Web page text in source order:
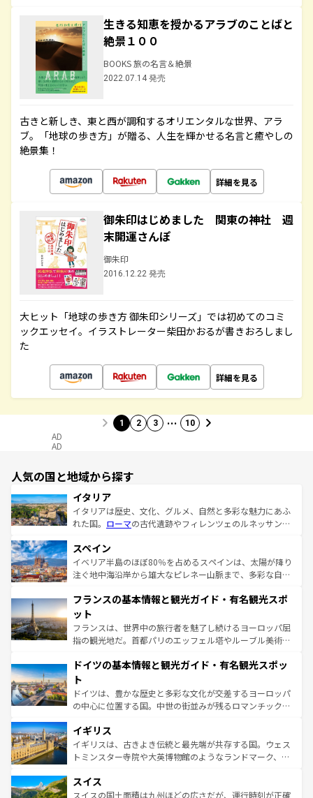
生きる知恵を授かるアラブのことばと
絶景１００
BOOKS 旅の名言＆絶景
2022.07.14 発売
古きと新しき、東と西が調和するオリエンタルな世界、アラ
ブ。「地球の歩き方」が贈る、人生を輝かせる名言と癒やしの
絶景集！
詳細を見る
御朱印はじめました 関東の神社 週
末開運さんぽ
御朱印
2016.12.22 発売
大ヒット「地球の歩き方 御朱印シリーズ」では初めてのコミ
ックエッセイ。イラストレーター柴田かおるが書きおろしまし
た
詳細を見る
1 2 3 … 10
AD
AD
人気の国と地域から探す
イタリア
イタリアは歴史、文化、グルメ、自然と多彩な魅力にあふ
れた国。 ローマの古代遺跡やフィレンツェのルネッサンス
ろん、トスカーナの美しい田園風景やアマルフィ海岸の絶
景など、自然景観も見逃せない。観光の合間には、本場の
ピザやパスタなど、絶品のイタリア料理を堪能することも
ませてくれるイタリアで、忘れられない旅をしてみよう！
なお、新着のイタリア情報は
しい。
スペイン
イベリア半島のほぼ80％を占めるスペインは、太陽が降り
注ぐ地中海沿岸から雄大なピレネー山脈まで、多彩な自然
文化が根付くこの国では、情熱的なフラメンコ、熱気あふ
れる闘牛、そして美味しいタパスが生活の一部となってい
る。首都マドリードの洗練された雰囲気や、バルセロナの
アートに溢れた街角から、地方では古代ローマ遺跡や中世
せる。地方によって風土や気候が異なるスペインはその個
ンテンツ一覧 を参照してほしい。
フランスの基本情報と観光ガイド・有名観光スポ
ット
フランスは、世界中の旅行者を魅了し続けるヨーロッパ屈
指の観光地だ。首都パリのエッフェル塔やルーブル美術館
で、幅広い魅力が詰まっている。華麗な宮殿、歴史的な大
聖堂、美しいビーチ、そして豊かな自然が、訪れる者を心
から魅了する。また、フランスは美食の国としても知ら
れ、フランス料理はユネスコ無形文化遺産にも登録されて
香り高いラベンダー畑など、多彩な楽しみ方が可能だ。さ
らに、パリ以外の地域にも魅力が溢れており、どの街角に
も豊かな歴史と文化が息づいている。パリ以外の個性あふ
を参照してほしい。
ドイツの基本情報と観光ガイド・有名観光スポッ
ト
ドイツは、豊かな歴史と多彩な文化が交差するヨーロッパ
の中心に位置する国。中世の街並みが残るロマンチック街
顔を持つこの国は、どこを歩いても飽きることがない。ベ
ルリンの文化的活気、バイエルン州のアルプスの絶景、そ
してライン川沿いのワイン畑といった風景は必見。ビール
は、お酒好きな人にはぜひ体験してほしい。 なお、新着の
ドイツ情報はコンテンツ一覧を参照してほしい。
イギリス
イギリスは、古きよき伝統と最先端が共存する国。ウェス
トミンスター寺院や大英博物館のようなランドマーク、歴
リアごとに異なる魅力がある。また、優雅なアフタヌーン
ティー、ビール好きにはたまらない英国パブ、サッカー観
スイス
スイスの国土面積は九州ほどの広さだが、運行時刻が正確